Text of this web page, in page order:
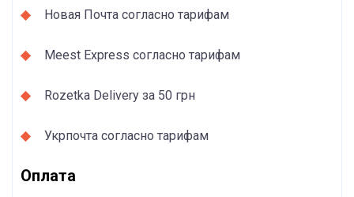
Новая Почта согласно тарифам
Meest Express согласно тарифам
Rozetka Delivery за 50 грн
Укрпочта согласно тарифам
Оплата